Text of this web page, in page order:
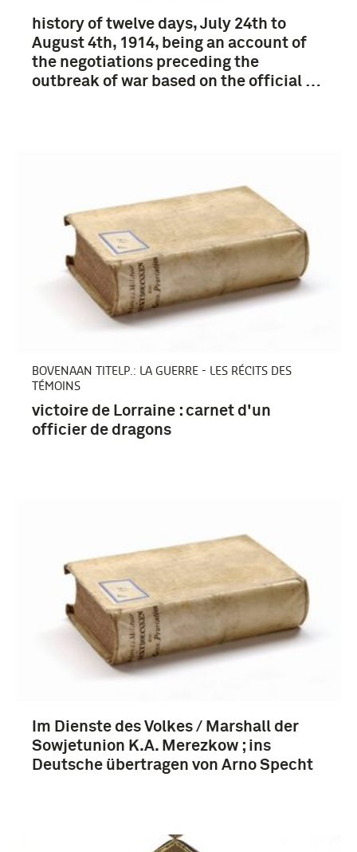
history of twelve days, July 24th to
August 4th, 1914, being an account of
the negotiations preceding the
outbreak of war based on the official …
BOVENAAN TITELP.: LA GUERRE - LES RÉCITS DES
TÉMOINS
victoire de Lorraine : carnet d'un
officier de dragons
Im Dienste des Volkes / Marshall der
Sowjetunion K.A. Merezkow ; ins
Deutsche übertragen von Arno Specht